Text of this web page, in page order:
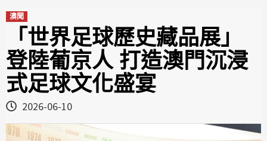
澳聞
「世界足球歷史藏品展」
登陸葡京人 打造澳門沉浸
式足球文化盛宴
2026-06-10